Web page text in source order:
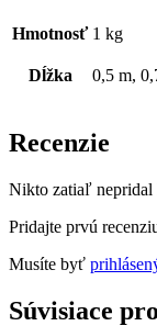
Hmotnosť 1 kg
Dĺžka 0,5 m,
Recenzie
Nikto zatiaľ nepridal
Pridajte prvú
Musíte byť
Súvisiace